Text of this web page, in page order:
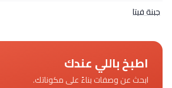
جبنة فيتا
اطبخ باللي عندك
ابحث عن وصفات بناءً على مكوناتك.